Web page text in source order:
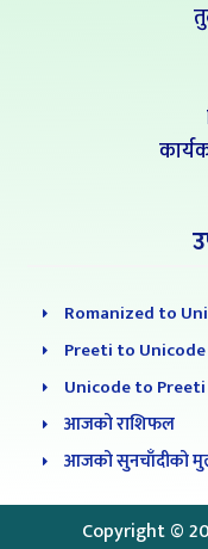
Romanized to
Preeti to
Unicode to
आजको राशिफल
आजको सुनचाँदीको
Copyright ©